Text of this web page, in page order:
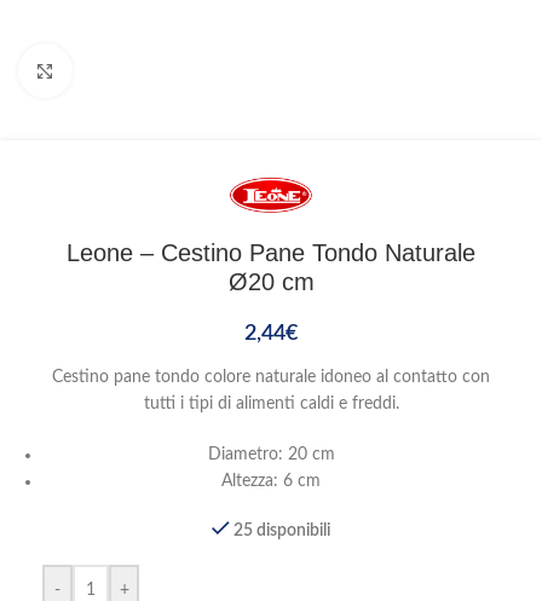
Leone – Cestino Pane Tondo Naturale
Ø20 cm
2,44€
Cestino pane tondo colore naturale idoneo al contatto con
tutti i tipi di alimenti caldi e freddi.
Diametro: 20 cm
Altezza: 6 cm
25 disponibili
- +